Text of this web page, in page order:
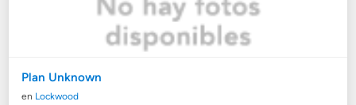
Plan Unknown
en Lockwood